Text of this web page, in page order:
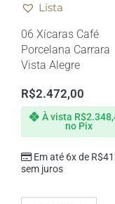
Lista
06 Xícaras Café
Porcelana Carrara
Vista Alegre
R$2.472,00
Em até 6x de R$
sem juros
À vista R$
no Pix